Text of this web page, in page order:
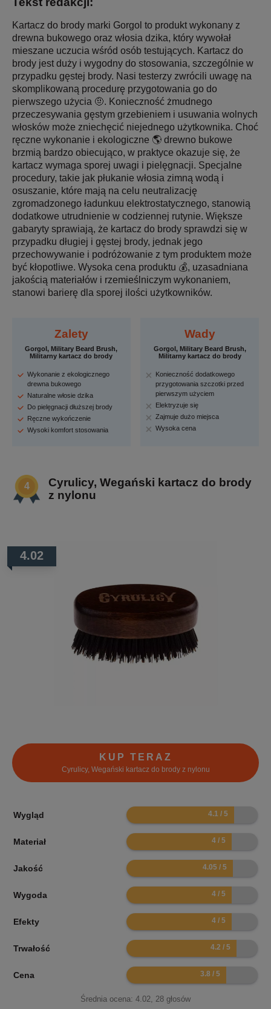
Kartacz do brody marki Gorgol to produkt wykonany z
drewna bukowego oraz włosia dzika, który wywołał
mieszane uczucia wśród osób testujących. Kartacz do
brody jest duży i wygodny do stosowania, szczególnie w
przypadku gęstej brody. Nasi testerzy zwrócili uwagę na
skomplikowaną procedurę przygotowania go do
pierwszego użycia 🤨. Konieczność żmudnego
przeczesywania gęstym grzebieniem i usuwania wolnych
włosków może zniechęcić niejednego użytkownika. Choć
ręczne wykonanie i ekologiczne 🌎 drewno bukowe
brzmią bardzo obiecująco, w praktyce okazuje się, że
kartacz wymaga sporej uwagi i pielęgnacji. Specjalne
procedury, takie jak płukanie włosia zimną wodą i
osuszanie, które mają na celu neutralizację
zgromadzonego ładunkuu elektrostatycznego, stanowią
dodatkowe utrudnienie w codziennej rutynie. Większe
gabaryty sprawiają, że kartacz do brody sprawdzi się w
przypadku długiej i gęstej brody, jednak jego
przechowywanie i podróżowanie z tym produktem może
być kłopotliwe. Wysoka cena produktu 💰, uzasadniana
jakością materiałów i rzemieślniczym wykonaniem,
stanowi barierę dla sporej ilości użytkowników.
Zalety
Gorgol, Military Beard Brush,
Militarny kartacz do brody
Wykonanie z ekologicznego
drewna bukowego
Naturalne włosie dzika
Do pielęgnacji dłuższej brody
Ręczne wykończenie
Wysoki komfort stosowania
Wady
Gorgol, Military Beard Brush,
Militarny kartacz do brody
Konieczność dodatkowego
przygotowania szczotki przed
pierwszym użyciem
Elektryzuje się
Zajmuje dużo miejsca
Wysoka cena
Cyrulicy, Wegański kartacz do brody
z nylonu
4.02
KUP TERAZ
Cyrulicy, Wegański kartacz do brody z nylonu
Wygląd 8.2
Materiał 8
Jakość 8.1
Wygoda 8
Efekty 8
Trwałość 8.4
Cena 7.6
Średnia ocena: 4.02 28 głosów